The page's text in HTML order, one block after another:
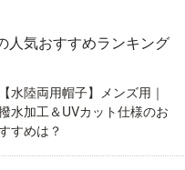
ミル｜本格的な珈琲
を入れたい人向けの
人気おすすめランキング
【水陸両用帽子】メンズ用｜
水加工＆UVカット仕様のお
すめは？